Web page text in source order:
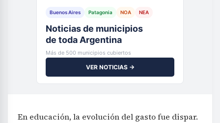
Buenos Aires Patagonia NOA NEA
Noticias de municipios
de toda Argentina
Más de 500 municipios cubiertos
VER NOTICIAS →
En educación, la evolución del gasto fue dispar.